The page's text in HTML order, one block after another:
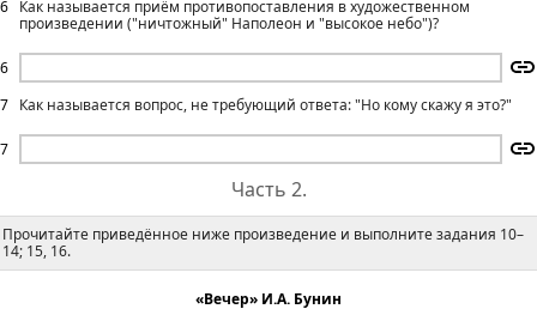
6
6
Как называется приём противопоставления в художественном
произведении ("ничтожный" Наполеон и "высокое небо")?
7
7
Как называется вопрос, не требующий ответа: "Но кому скажу я это?"
Часть 2.
Прочитайте приведённое ниже произведение и выполните задания 10–
14; 15, 16.
«Вечер» И.А. Бунин